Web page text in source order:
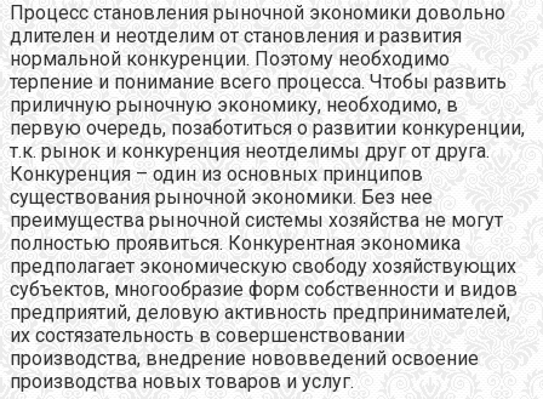
Процесс становления рыночной экономики довольно
длителен и неотделим от становления и развития
нормальной конкуренции. Поэтому необходимо
терпение и понимание всего процесса. Чтобы развить
приличную рыночную экономику, необходимо, в
первую очередь, позаботиться о развитии конкуренции,
т.к. рынок и конкуренция неотделимы друг от друга.
Конкуренция – один из основных принципов
существования рыночной экономики. Без нее
преимущества рыночной системы хозяйства не могут
полностью проявиться. Конкурентная экономика
предполагает экономическую свободу хозяйствующих
субъектов, многообразие форм собственности и видов
предприятий, деловую активность предпринимателей,
их состязательность в совершенствовании
производства, внедрение нововведений освоение
производства новых товаров и услуг.